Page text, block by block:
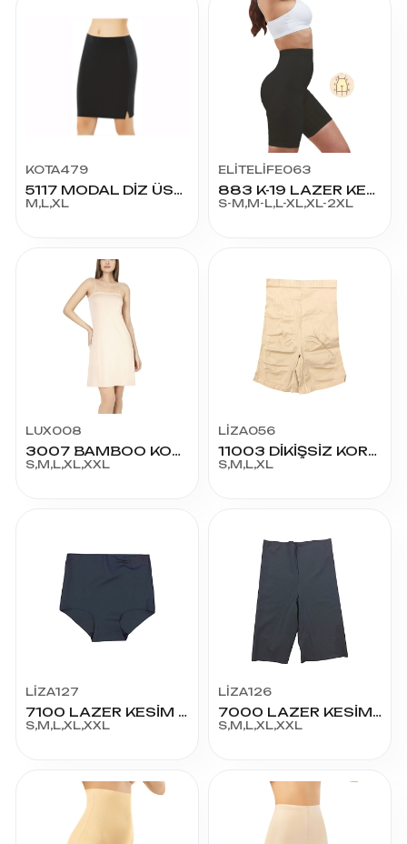
KOTA479
5117 MODAL DİZ ÜSTÜ JÜPON
M,L,XL
ELİTELİFE063
883 K-19 LAZER KESİM SLİMFİT PAÇALI KORSE
S-M,M-L,L-XL,XL-2XL
LUX008
3007 BAMBOO KOMBİNEZON UZUN JİPON
S,M,L,XL,XXL
LİZA056
11003 DİKİŞSİZ KORSE
S,M,L,XL
LİZA127
7100 LAZER KESİM SLİP KORSE
S,M,L,XL,XXL
LİZA126
7000 LAZER KESİM PAÇALI KORSE
S,M,L,XL,XXL